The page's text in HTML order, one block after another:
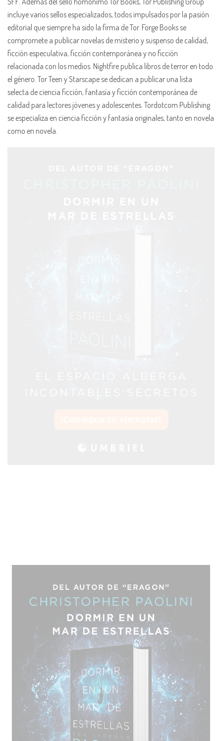
incluye varios sellos especializados, todos impulsados por la pasión
editorial que siempre ha sido la firma de Tor. Forge Books se
compromete a publicar novelas de misterio y suspenso de calidad,
ficción especulativa, ficción contemporánea y no ficción
relacionada con los medios. Nightfire publica libros de terror en todo
el género. Tor Teen y Starscape se dedican a publicar una lista
selecta de ciencia ficción, fantasía y ficción contemporánea de
calidad para lectores jóvenes y adolescentes. Tordotcom Publishing
se especializa en ciencia ficción y fantasía originales, tanto en novela
como en novela.